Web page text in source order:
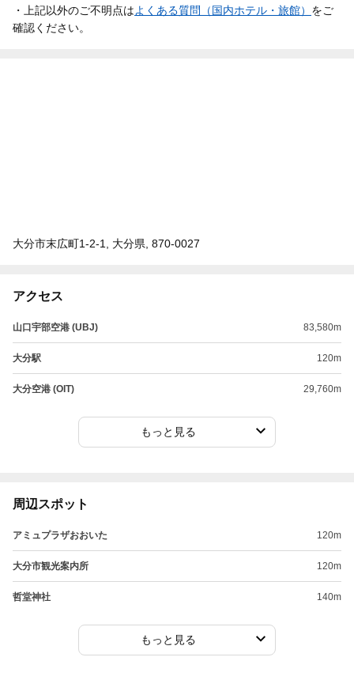
・上記以外のご不明点はよくある質問（国内ホテル・旅館） をご
確認ください。
大分市末広町1-2-1, 大分県, 870-0027
アクセス
山口宇部空港 (UBJ) 83,580m
大分駅 120m
大分空港 (OIT) 29,760m
もっと見る
周辺スポット
アミュプラザおおいた 120m
大分市観光案内所 120m
哲堂神社 140m
もっと見る